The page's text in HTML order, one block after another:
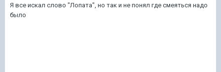
Я все искал слово "Лопата", но так и не понял где смеяться надо
было